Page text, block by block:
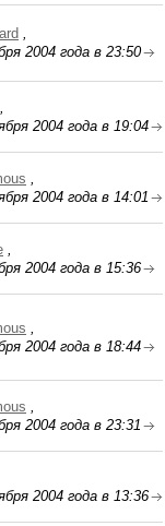
,
2004 года в 23:50
2004 года в 19:04
,
2004 года в 14:01
,
2004 года в 15:36
,
2004 года в 18:44
,
2004 года в 23:31
2004 года в 13:36